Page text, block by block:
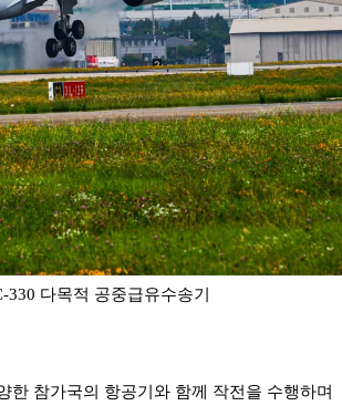
다목적 공중급유수송기
한 참가국의 항공기와 함께 작전을 수행하며